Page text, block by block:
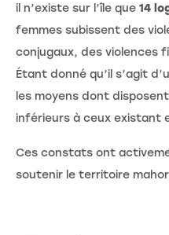
il n’existe sur l’île que 14
femmes subissent des
conjugaux, des violences
Étant donné qu’il s’agit
les moyens dont
inférieurs à ceux existant
Ces constats ont
soutenir le territoire